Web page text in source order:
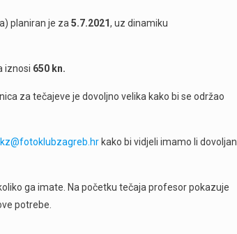
planiran je za5.7.2021, uz dinamiku
iznosi 650 kn.
za tečajeve je dovoljno velika kako bi se održao
kako bi vidjeli imamo li dovoljan
ga imate. Na početku tečaja profesor pokazuje
potrebe.